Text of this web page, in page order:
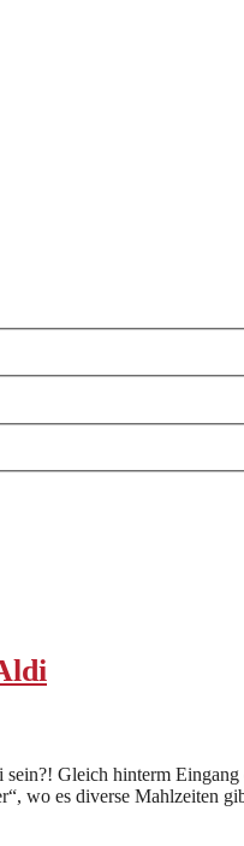
Gleich hinterm
wo es diverse Mahlzeiten